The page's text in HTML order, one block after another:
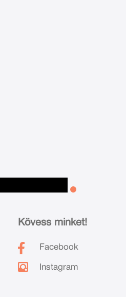
Kövess minket!
Facebook
Instagram